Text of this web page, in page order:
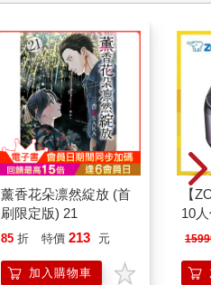
薰香花朵凛然綻放 (首
刷限定版) 21
85 折 特價 213 元
加入購物車
【
10
微